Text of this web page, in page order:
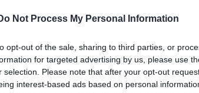
Not Process My Personal Information
opt-out of the sale, sharing to third parties, or
for targeted advertising by us, please use
selection. Please note that after your opt-out
interest-based ads based on personal
Társaság és a Magyar Teátrumi